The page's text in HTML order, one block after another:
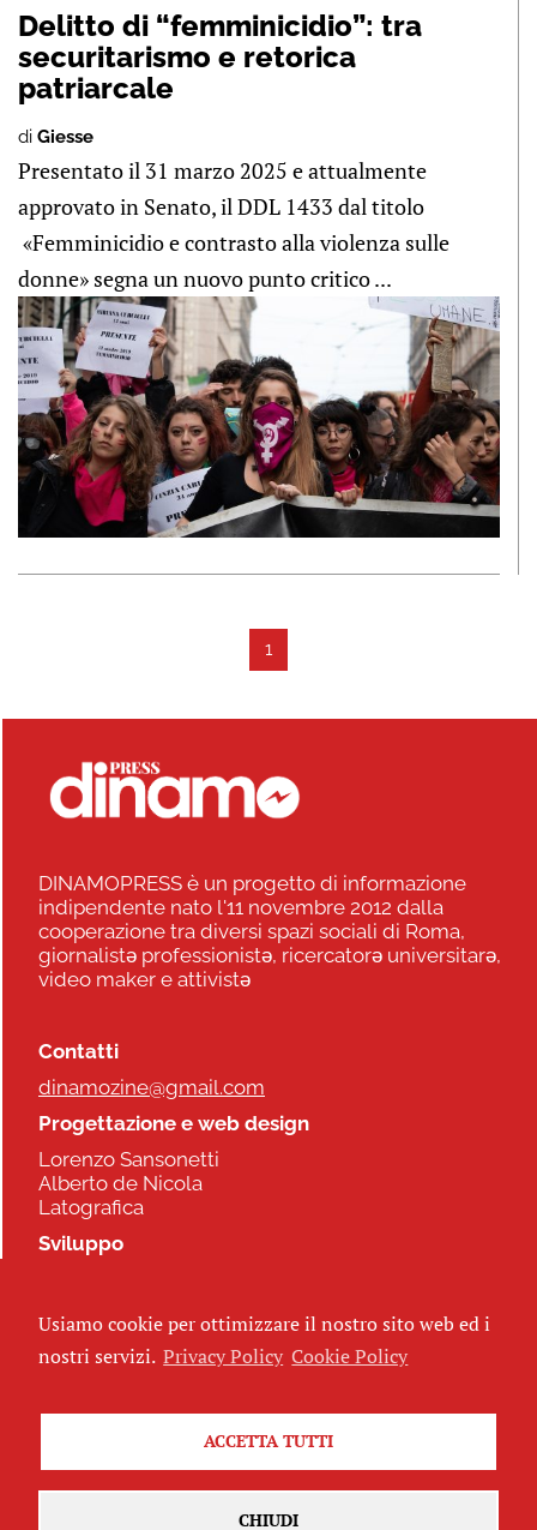
Delitto di “femminicidio”: tra
securitarismo e retorica
patriarcale
di Giesse
Presentato il 31 marzo 2025 e attualmente
approvato in Senato, il DDL 1433 dal titolo
«Femminicidio e contrasto alla violenza sulle
donne» segna un nuovo punto critico ...
1
DINAMOPRESS è un progetto di informazione
indipendente nato l'11 novembre 2012 dalla
cooperazione tra diversi spazi sociali di Roma,
giornalistə professionistə, ricercatorə universitarə,
video maker e attivistə
Contatti
dinamozine@gmail.com
Progettazione e web design
Lorenzo Sansonetti
Alberto de Nicola
Latografica
Sviluppo
Seguici
Iscriviti alla newsletter
Usiamo cookie per ottimizzare il nostro sito web ed i
nostri servizi. Privacy Policy Cookie Policy
ACCETTA TUTTI
CHIUDI